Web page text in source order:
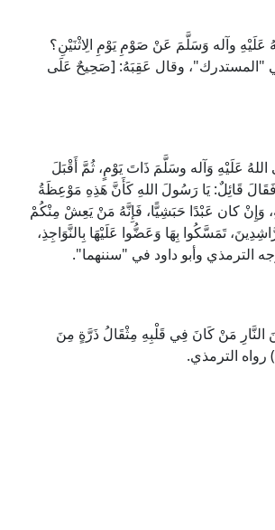
عَلَيْهِ وآله وَسَلَّمَ عَنْ صَوْمِ يَوْمِ الِاثْنَيْنِ؟
"المستدرك"، وقال عَقِبَهُ: [صَحِيحٌ عَلَى
عَلَيْهِ وَآله وسَلَّمَ ذَاتَ يَوْمٍ، ثُمَّ أَقْبَلَ
قَائِلٌ: يَا رَسُولَ اللهِ كَأَنَّ هَذِهِ مَوْعِظَةُ
وَإِنْ كان عَبْدًا حَبَشِيًّا، فَإِنَّهُ مَنْ يَعِشْ مِنْكُمْ
تَمَسَّكُوا بِهَا وَعَضُّوا عَلَيْهَا بِالنَّوَاجِذِ،
الترمذي وأبو داود في "سننهما".
مَنْ كَانَ فِي قَلْبِهِ مِثْقَالُ ذَرَّةٍ مِنَ
رواه الترمذي.